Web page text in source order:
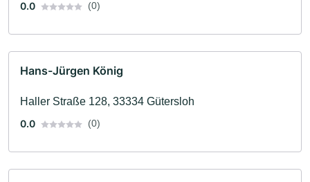
0.0 (0)
Hans-Jürgen König
Haller Straße 128, 33334 Gütersloh
0.0
(0)